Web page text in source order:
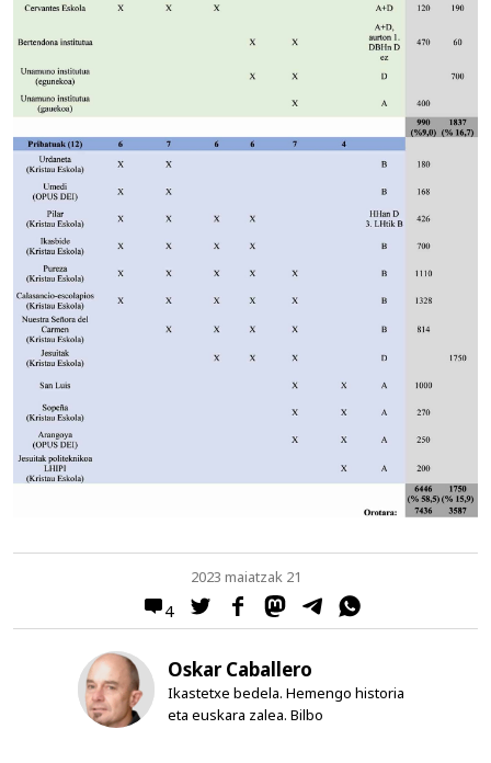
4
2023 maiatzak 21
Oskar Caballero
Ikastetxe bedela. Hemengo historia
eta euskara zalea. Bilbo